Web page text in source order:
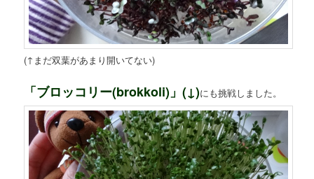
(↑まだ双葉があまり開いてない)
「ブロッコリー(brokkoli)」(↓)にも挑戦しました。